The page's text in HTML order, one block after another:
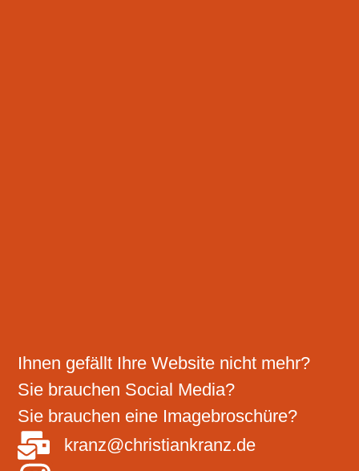
Ihnen gefällt Ihre Website nicht mehr?
Sie brauchen Social Media?
Sie brauchen eine Imagebroschüre?
kranz@christiankranz.de